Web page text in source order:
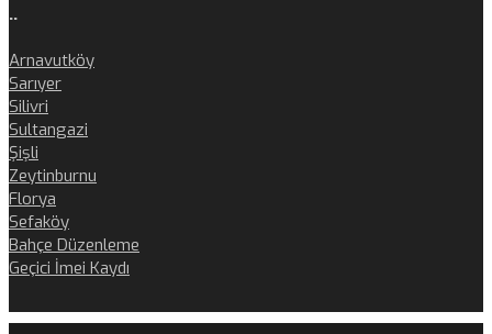
..
Arnavutköy
Sarıyer
Silivri
Sultangazi
Şişli
Zeytinburnu
Florya
Sefaköy
Bahçe Düzenleme
Geçici İmei Kaydı